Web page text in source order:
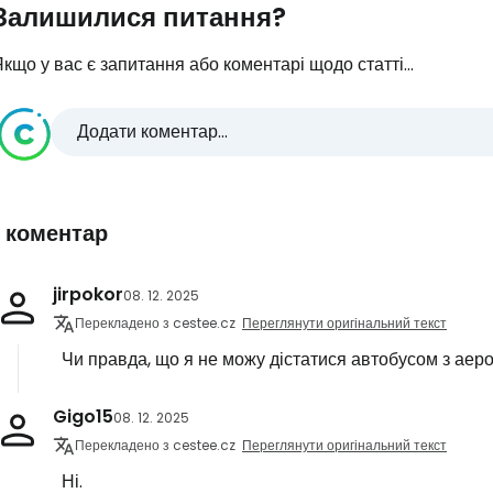
питання?
у вас є запитання або коментарі щодо статті...
Додати коментар...
коментар
jirpokor08. 12. 2025
Перекладено з cestee.cz Переглянути оригінальний текст
Чи правда, що я не можу дістатися автобусом з
Gigo1508. 12. 2025
Перекладено з cestee.cz Переглянути оригінальний текст
Ні.